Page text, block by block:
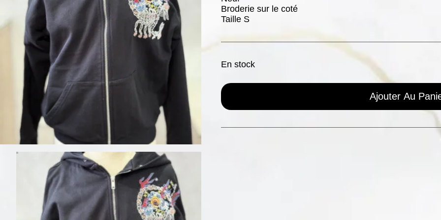
Broderie sur le coté
Taille S
En stock
Ajouter Au